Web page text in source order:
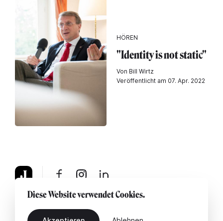
HÖREN
"Identity is not static"
Von Bill Wirtz
Veröffentlicht am 07. Apr. 2022
Über uns Rechtshinweis Kontaktiere uns
Diese Website verwendet Cookies.